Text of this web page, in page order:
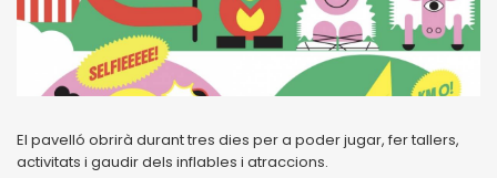
El pavelló obrirà durant tres dies per a poder jugar, fer tallers,
activitats i gaudir dels inflables i atraccions.